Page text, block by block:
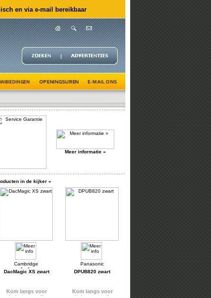
en via e-mail bereikbaar
Meer informatie »
in de kijker »
DacMagic XS zwart DPUB820 zwart